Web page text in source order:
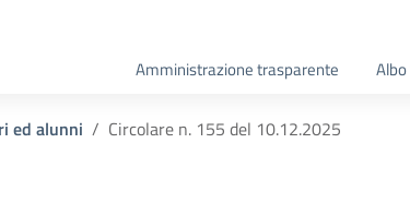
Amministrazione trasparente
ed alunni Circolare n. 155 del 10.12.2025